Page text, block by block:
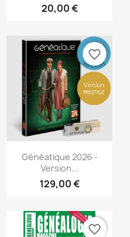
20,00 €
Snabbvy
Généatique 2026 -
Version...
129,00 €
favorite_border
favorite_border